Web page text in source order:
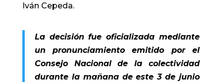
Iván Cepeda.
La decisión fue oficializada mediante
un pronunciamiento emitido por el
Consejo Nacional de la colectividad
durante la mañana de este 3 de junio